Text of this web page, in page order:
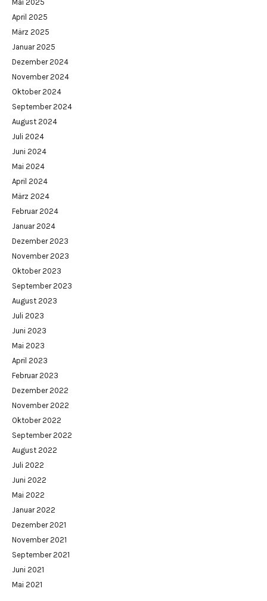
Mai 2025
April 2025
März 2025
Januar 2025
Dezember 2024
November 2024
Oktober 2024
September 2024
August 2024
Juli 2024
Juni 2024
Mai 2024
April 2024
März 2024
Februar 2024
Januar 2024
Dezember 2023
November 2023
Oktober 2023
September 2023
August 2023
Juli 2023
Juni 2023
Mai 2023
April 2023
Februar 2023
Dezember 2022
November 2022
Oktober 2022
September 2022
August 2022
Juli 2022
Juni 2022
Mai 2022
Januar 2022
Dezember 2021
November 2021
September 2021
Juni 2021
Mai 2021